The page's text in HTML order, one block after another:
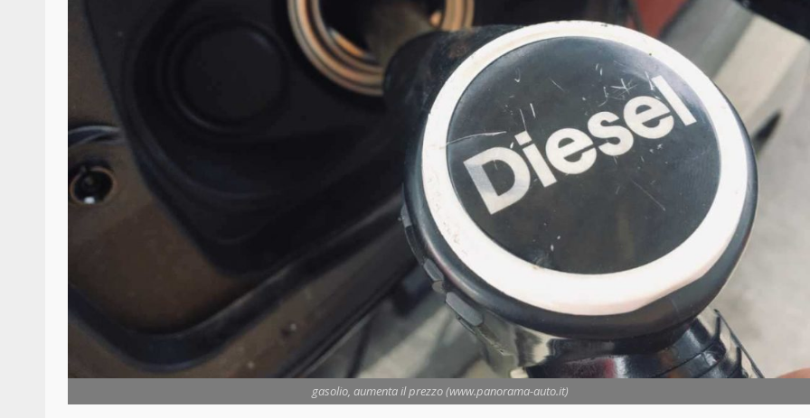
gasolio, aumenta il prezzo (www.panorama-auto.it)